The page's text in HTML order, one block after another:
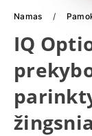
Namas
IQ